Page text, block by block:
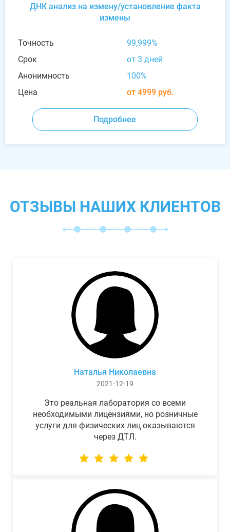
ДНК анализ на измену/установление факта
измены
Точность
99,999%
Срок
от 3 дней
Анонимность
100%
Цена
от 4999 руб.
Подробнее
ОТЗЫВЫ НАШИХ КЛИЕНТОВ
Наталья Николаевна
2021-12-19
Это реальная лаборатория со всеми
необходимыми лицензиями, но розничные
услуги для физических лиц оказываются
через ДТЛ.